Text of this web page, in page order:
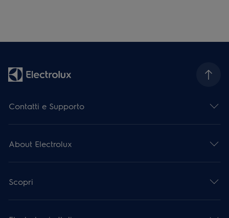
Contatti e Supporto
About Electrolux
Scopri